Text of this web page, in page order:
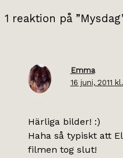
1 reaktion på
Emma
16 juni, 2011
Härliga bilder! :)
Haha så typiskt att
filmen tog slut!